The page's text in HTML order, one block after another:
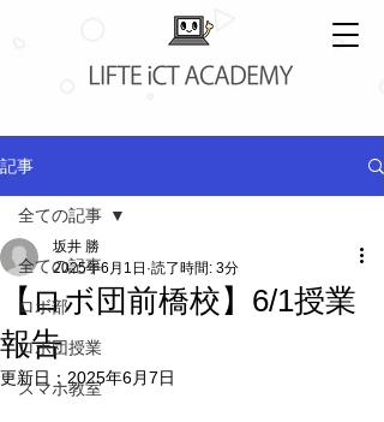
記事
全ての記事
ロボ部
ロボ団授業
スマホ教室
全ての記事
【ロボ団前橋校】6/1授業
報告
坂井 勝
2025年6月1日 読了時間: 3分
更新日： 2025年6月7日